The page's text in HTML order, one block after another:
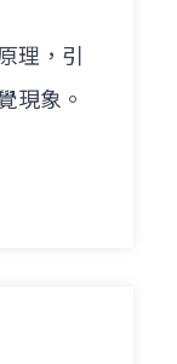
理，引
現象。